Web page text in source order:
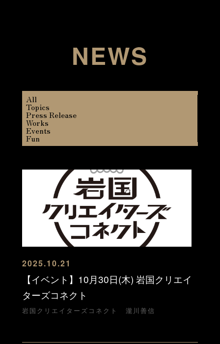
NEWS
All
Topics
Press Release
Works
Events
Fun
2025.10.21
【イベント】10月30日(木) 岩国クリエイ
ターズコネクト
岩国クリエイターズコネクト 瀧川善信